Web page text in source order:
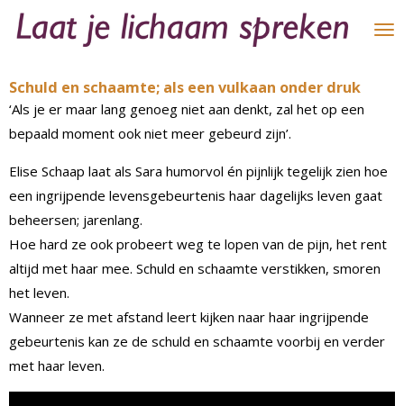
Ga
de
hoofdinhoud
Schuld en schaamte; als een vulkaan onder druk
‘Als je er maar lang genoeg niet aan denkt, zal het op een
bepaald moment ook niet meer gebeurd zijn’.
Elise Schaap laat als Sara humorvol én pijnlijk tegelijk zien hoe
een ingrijpende levensgebeurtenis haar dagelijks leven gaat
beheersen; jarenlang.
Hoe hard ze ook probeert weg te lopen van de pijn, het rent
altijd met haar mee. Schuld en schaamte verstikken, smoren
het leven.
Wanneer ze met afstand leert kijken naar haar ingrijpende
gebeurtenis kan ze de schuld en schaamte voorbij en verder
met haar leven.